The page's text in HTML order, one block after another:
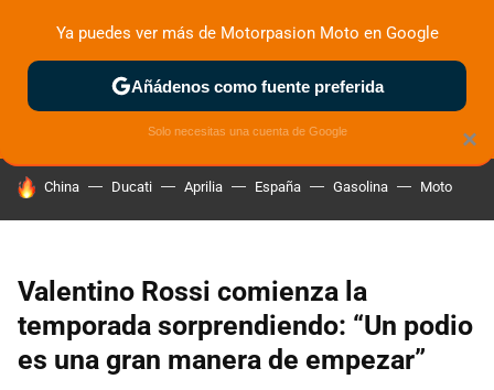
ZONA DE PRUEBAS DEPORTIVAS MOTOS ELÉCTRICAS
HOY SE HABLA DE
China Ducati Aprilia España Gasolina Moto
Valentino Rossi comienza la
temporada sorprendiendo: “Un podio
es una gran manera de empezar”
×
Ya puedes ver más de Motorpasion Moto en Google
Añádenos como fuente preferida
Solo necesitas una cuenta de Google